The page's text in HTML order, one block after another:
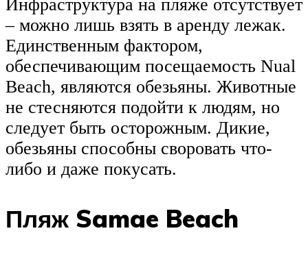
Инфраструктура на пляже отсутствует
– можно лишь взять в аренду лежак.
Единственным фактором,
обеспечивающим посещаемость Nual
Beach, являются обезьяны. Животные
не стесняются подойти к людям, но
следует быть осторожным. Дикие,
обезьяны способны своровать что-
либо и даже покусать.
Пляж Samae Beach